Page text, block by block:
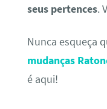
seus pertences.
Nunca esqueça
mudanças
é aqui!